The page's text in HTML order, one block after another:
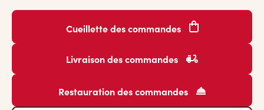
Cueillette des commandes
Livraison des commandes
Restauration des commandes